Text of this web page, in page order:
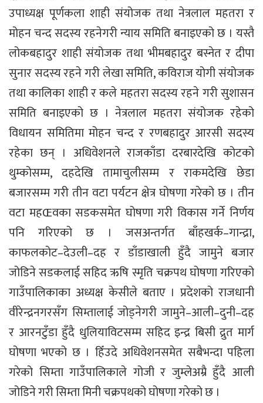
उपाध्यक्ष पूर्णकला शाही संयोजक तथा नेत्रलाल महतरा र
मोहन चन्द सदस्य रहनेगरी न्याय समिति बनाइएको छ । यस्तै
लोकबहादुर शाही संयोजक तथा भीमबहादुर बस्नेत र दीपा
सुनार सदस्य रहने गरी लेखा समिति, कविराज योगी संयोजक
तथा कालिका शाही र कले महतरा सदस्य रहने गरी सुशासन
समिति बनाइएको छ । नेत्रलाल महतरा संयोजक रहेको
विधायन समितिमा मोहन चन्द र रणबहादुर आरसी सदस्य
रहेका छन् । अधिवेशनले राजकाँडा दरबारदेखि कोटको
थुम्कोसम्म, दहदेखि तामाचुलीसम्म र राकमदेखि छेडा
बजारसम्म गरी तीन वटा पर्यटन क्षेत्र घोषणा गरेको छ । तीन
वटा महŒवका सडकसमेत घोषणा गरी विकास गर्ने निर्णय
पनि गरिएको छ । जसअन्तर्गत बाँहखर्क–गान्द्रा,
काफलकोट–देउली–दह र डाँडाखाली हुँदै जामुने बजार
जोडिने सडकलाई सहिद ऋषि स्मृति चक्रपथ घोषणा गरिएको
गाउँपालिकाका अध्यक्ष केसीले बताए । प्रदेशको राजधानी
वीरेन्द्रनगरसँग सिम्तालाई जोड्नेगरी जामुने–आली–दुनी–दह
र आरनटुँडा हुँदै धुलियाविटसम्म सहिद इन्द्र बिसी द्रुत मार्ग
घोषणा भएको छ । हिँउदे अधिवेशनसमेत सबैभन्दा पहिला
गरेको सिम्ता गाउँपालिकाले गोजी र जुम्लेअम्रै हुँदै आली
जोडिने गरी सिम्ता मिनी चक्रपथको घोषणा गरेको छ ।